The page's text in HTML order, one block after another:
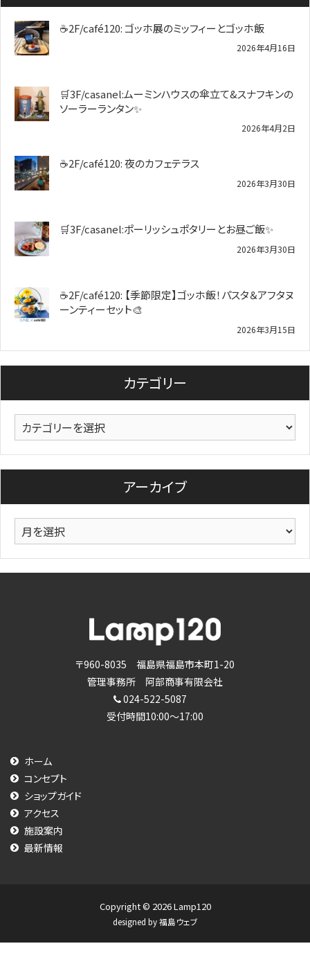
☕2F/café120: ゴッホ展のミッフィーとゴッホ飯
2026年4月16日
🛒3F/casanel:ムーミンハウスの傘立て&スナフキンの
ソーラーランタン✨️
2026年4月2日
☕2F/café120: 夜のカフェテラス
2026年3月30日
🛒3F/casanel:ポーリッシュポタリーとお昼ご飯✨
2026年3月30日
☕2F/café120: 【季節限定】ゴッホ飯！パスタ＆アフタヌ
ーンティーセット🎨
2026年3月15日
カテゴリー
カ
テ
ゴ
アーカイブ
ー
カ
〒960-8035 福島県福島市本町1-20
管理事務所 阿部商事有限会社
024-522-5087
受付時間10:00～17:00
ホーム
コンセプト
ショップガイド
アクセス
施設案内
最新情報
Copyright © 2026Lamp120
designed by福島ウェブ